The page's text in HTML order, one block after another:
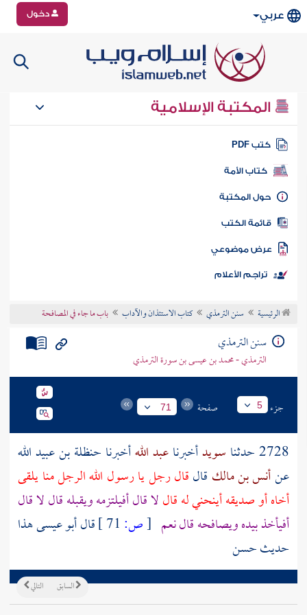
عربي دخول
المكتبة الإسلامية
كتب PDF
كتاب الأمة
المكتبة
الكتب
موضوعي
تراجم الأعلام
الرئيسية سنن الترمذي كتاب الاستئذان والآداب باب ما جاء في المصافحة
سنن الترمذي
الترمذي - محمد بن عيسى بن سورة الترمذي
جزء 5 صفحة 71
2728 حدثنا سويدأخبرناعبد اللهأخبرنا حنظلة بن عبيد الله
عنأنس بن مالك قالقال رجل يا رسول الله الرجل منا يلقى
أخاه أو صديقه أينحني له قاللا قال أفيلتزمه ويقبله قال لا قال
أفيأخذ بيده ويصافحه قال نعم [ص:
قال أبو عيسى هذا
حديث حسن
التالي السابق